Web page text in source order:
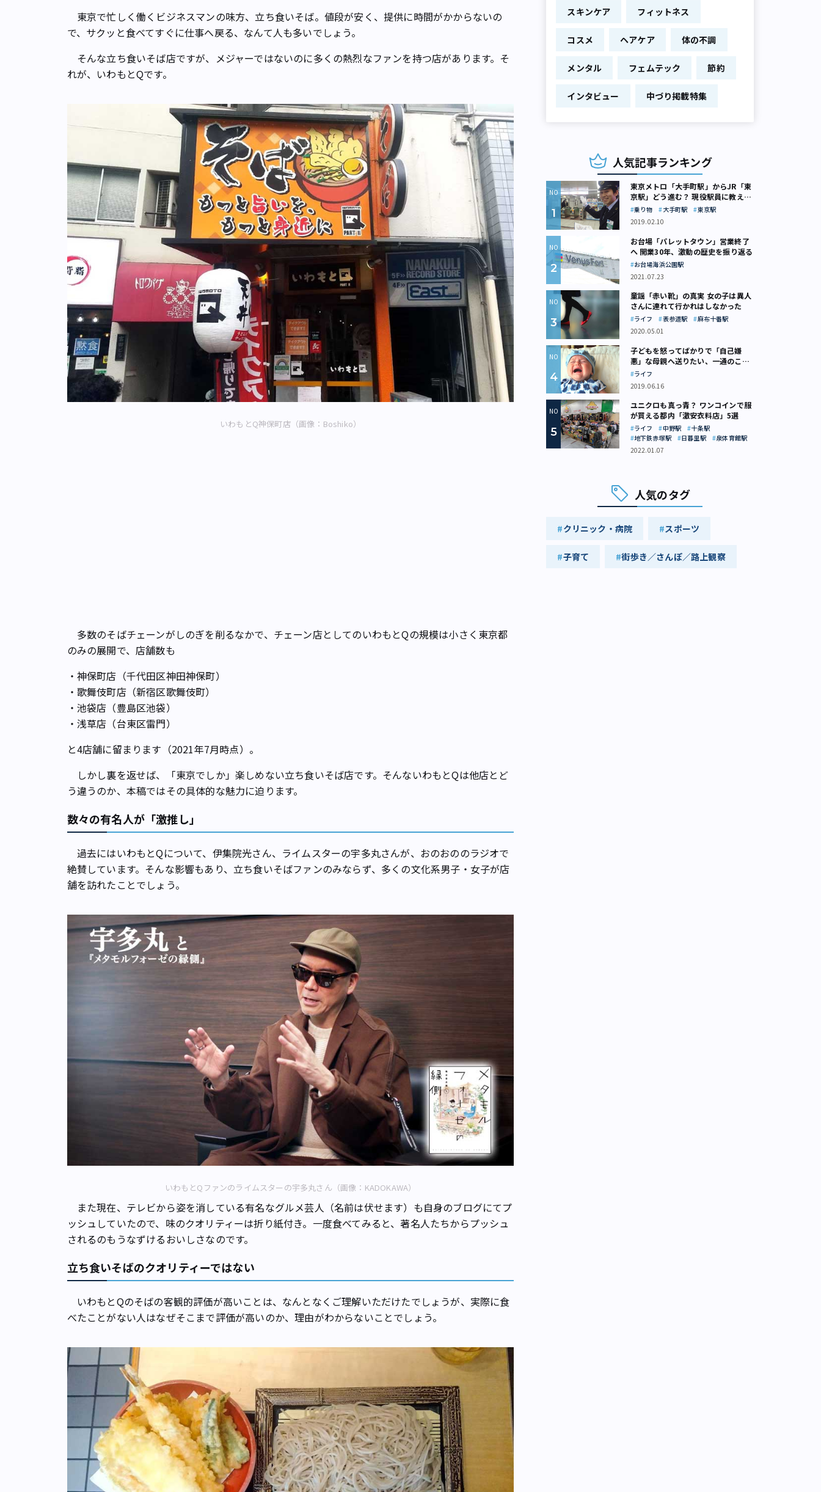
東京で忙しく働くビジネスマンの味方、立ち食いそば。値段が安く、提供に時間がかからないの
で、サクッと食べてすぐに仕事へ戻る、なんて人も多いでしょう。
そんな立ち食いそば店ですが、メジャーではないのに多くの熱烈なファンを持つ店があります。そ
れが、いわもとQです。
いわもとQ神保町店（画像：Boshiko）
多数のそばチェーンがしのぎを削るなかで、チェーン店としてのいわもとQの規模は小さく東京都
のみの展開で、店舗数も
・神保町店（千代田区神田神保町）
・歌舞伎町店（新宿区歌舞伎町）
・池袋店（豊島区池袋）
・浅草店（台東区雷門）
と4店舗に留まります（2021年7月時点）。
しかし裏を返せば、「東京でしか」楽しめない立ち食いそば店です。そんないわもとQは他店とど
う違うのか、本稿ではその具体的な魅力に迫ります。
数々の有名人が「激推し」
過去にはいわもとQについて、伊集院光さん、ライムスターの宇多丸さんが、おのおののラジオで
絶賛しています。そんな影響もあり、立ち食いそばファンのみならず、多くの文化系男子・女子が店
舗を訪れたことでしょう。
いわもとQファンのライムスターの宇多丸さん（画像：KADOKAWA）
また現在、テレビから姿を消している有名なグルメ芸人（名前は伏せます）も自身のブログにてプ
ッシュしていたので、味のクオリティーは折り紙付き。一度食べてみると、著名人たちからプッシュ
されるのもうなずけるおいしさなのです。
立ち食いそばのクオリティーではない
いわもとQのそばの客観的評価が高いことは、なんとなくご理解いただけたでしょうが、実際に食
べたことがない人はなぜそこまで評価が高いのか、理由がわからないことでしょう。
スキンケア フィットネス
コスメ ヘアケア 体の不調
メンタル フェムテック 節約
インタビュー 中づり掲載特集
人気記事ランキング
東京メトロ「大手町駅」からJR「東
京駅」どう進む？ 現役駅員に教えて
もらいました
乗り物 大手町駅
東京駅
2019.02.10
お台場「パレットタウン」営業終了
へ 開業30年、激動の歴史を振り返る
お台場海浜公園駅
2021.07.23
童謡「赤い靴」の真実 女の子は異人
さんに連れて行かれはしなかった
ライフ 表参道駅
麻布十番駅
2020.05.01
子どもを怒ってばかりで「自己嫌
悪」な母親へ送りたい、一通のここ
ろの処方箋
ライフ
2019.06.16
ユニクロも真っ青？ ワンコインで服
が買える都内「激安衣料店」5選
ライフ 中野駅
十条駅
地下鉄赤塚駅
日暮里駅
泉体育館駅
2022.01.07
人気のタグ
クリニック・病院 スポーツ
子育て 街歩き／さんぽ／路上観察